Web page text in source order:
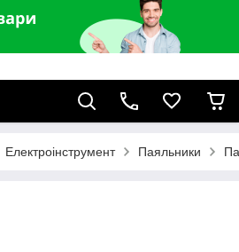
Електроінструмент Паяльники